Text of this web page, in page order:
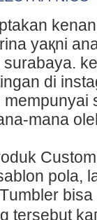
yaқni
di
mana
pola,
bisa
tersebut